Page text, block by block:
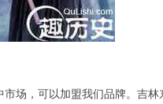
场，可以加盟我们品牌。吉